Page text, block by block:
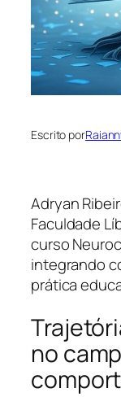
Escrito por
Adryan
Faculdade
curso
integrando
prática
no